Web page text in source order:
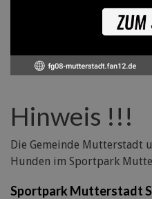
Hinweis !!!
Die Gemeinde Mutterstadt
Hunden im Sportpark
Sportpark Mutterstadt